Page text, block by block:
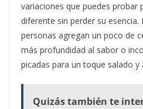
variaciones que puedes probar
diferente sin perder su
personas agregan un poco de
más profundidad al sabor o
picadas para un toque salado y
Quizás también te